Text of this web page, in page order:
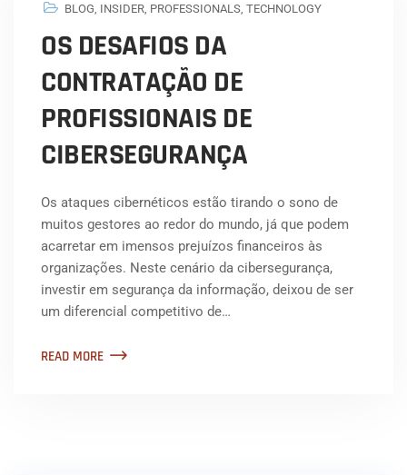
BLOG INSIDER PROFESSIONALS TECHNOLOGY
OS DESAFIOS DA
CONTRATAÇÃO DE
PROFISSIONAIS DE
CIBERSEGURANÇA
Os ataques cibernéticos estão tirando o sono de
muitos gestores ao redor do mundo, já que podem
acarretar em imensos prejuízos financeiros às
organizações. Neste cenário da cibersegurança,
investir em segurança da informação, deixou de ser
um diferencial competitivo de…
READ MORE